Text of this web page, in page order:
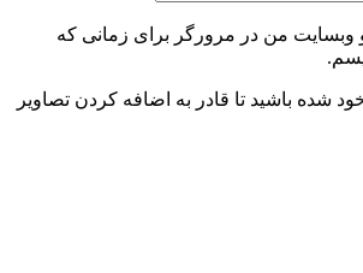
و وبسایت من در مرورگر برای زمانی که
شده باشید تا قادر به اضافه کردن تصاویر